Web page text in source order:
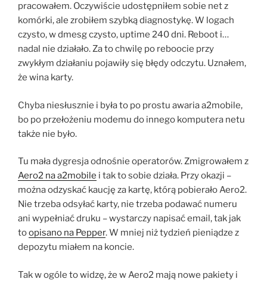
pracowałem. Oczywiście udostępniłem sobie net z
komórki, ale zrobiłem szybką diagnostykę. W logach
czysto, w dmesg czysto, uptime 240 dni. Reboot i…
nadal nie działało. Za to chwilę po reboocie przy
zwykłym działaniu pojawiły się błędy odczytu. Uznałem,
że wina karty.
Chyba niesłusznie i była to po prostu awaria a2mobile,
bo po przełożeniu modemu do innego komputera netu
także nie było.
Tu mała dygresja odnośnie operatorów. Zmigrowałem z
Aero2 na a2mobile i tak to sobie działa. Przy okazji –
można odzyskać kaucję za kartę, którą pobierało Aero2.
Nie trzeba odsyłać karty, nie trzeba podawać numeru
ani wypełniać druku – wystarczy napisać email, tak jak
toopisano na Pepper. W mniej niż tydzień pieniądze z
depozytu miałem na koncie.
Tak w ogóle to widzę, że w Aero2 mają nowe pakiety i